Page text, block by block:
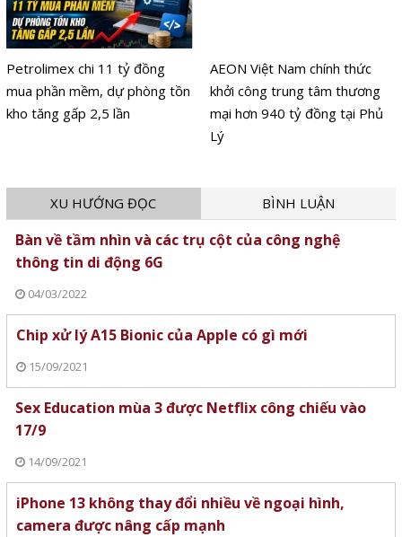
Petrolimex chi 11 tỷ đồng
mua phần mềm, dự phòng tồn
kho tăng gấp 2,5 lần
AEON Việt Nam chính thức
khởi công trung tâm thương
mại hơn 940 tỷ đồng tại Phủ
Lý
XU HƯỚNG ĐỌC BÌNH LUẬN
Bàn về tầm nhìn và các trụ cột của công nghệ
thông tin di động 6G
04/03/2022
Chip xử lý A15 Bionic của Apple có gì mới
15/09/2021
Sex Education mùa 3 được Netflix công chiếu vào
17/9
14/09/2021
iPhone 13 không thay đổi nhiều về ngoại hình,
camera được nâng cấp mạnh